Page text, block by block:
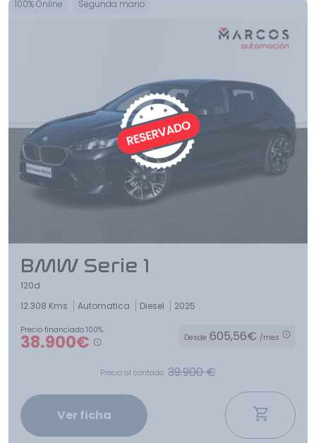
100% Online Segunda mano
BMW Serie 1
120d
12.308 Kms
Automatica Diesel 2025
Precio financiado 100%
38.900€ Desde 605,56€ /mes
Precio al contado: 39.900 €
Ver ficha